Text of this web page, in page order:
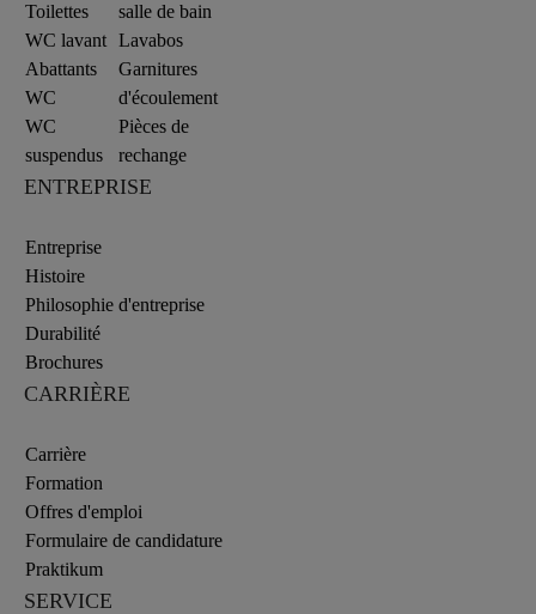
Toilettes
WC lavant
Abattants
WC
WC
suspendus
salle de bain
Lavabos
Garnitures
d'écoulement
Pièces de
rechange
ENTREPRISE
Entreprise
Histoire
Philosophie d'entreprise
Durabilité
Brochures
CARRIÈRE
Carrière
Formation
Offres d'emploi
Formulaire de candidature
Praktikum
SERVICE